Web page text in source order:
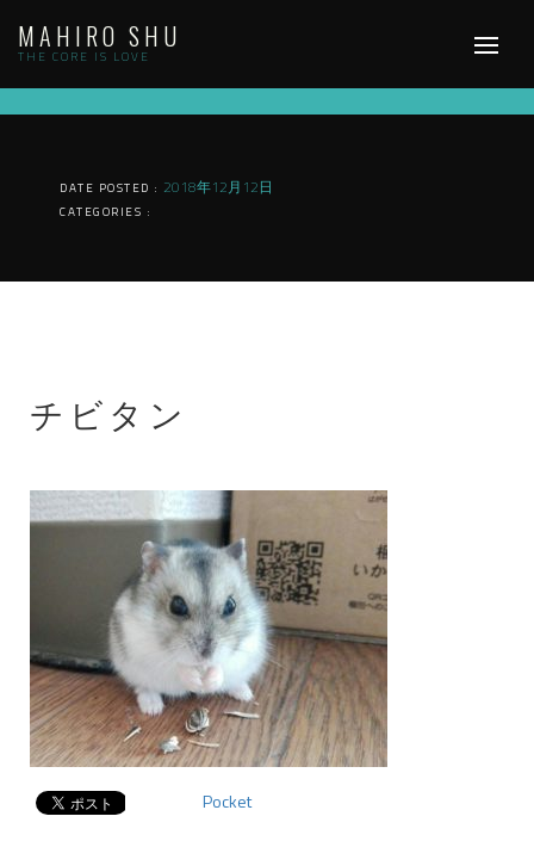
content
MAHIRO SHU
THE CORE IS LOVE
DATE POSTED : 2018年12月12日
CATEGORIES :
チビタン
Pocket